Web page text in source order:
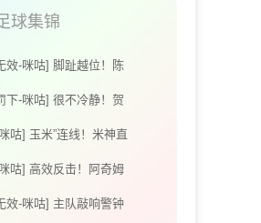
球集锦
效-咪咕] 脚趾越位！陈
门造脱手 拉唐补射破门
下-咪咕] 很不冷静！贺
加布里埃尔亮鞋钉染红
咕] 玉米”连线！米神直
王钰栋小角度破门
咕] 高效反击！阿奇姆
接马莱莱做球推射入网
效-咪咕] 主队敲响警钟